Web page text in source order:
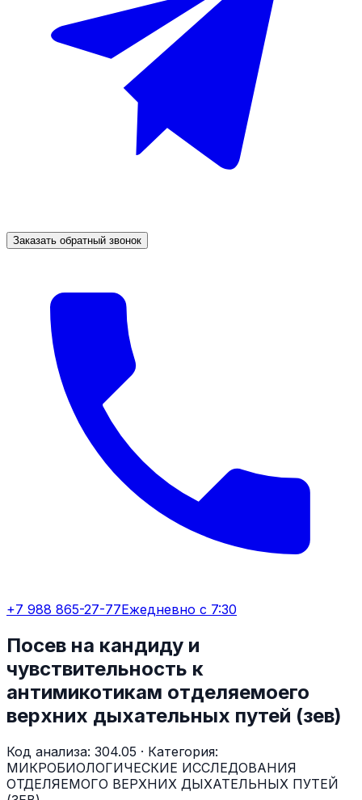
Заказать обратный звонок
+7 988 865-27-77Ежедневно с 7:30
Посев на кандиду и
чувствительность к
антимикотикам отделяемоего
верхних дыхательных путей (зев)
Код анализа: 304.05 · Категория:
МИКРОБИОЛОГИЧЕСКИЕ ИССЛЕДОВАНИЯ
ОТДЕЛЯЕМОГО ВЕРХНИХ ДЫХАТЕЛЬНЫХ ПУТЕЙ